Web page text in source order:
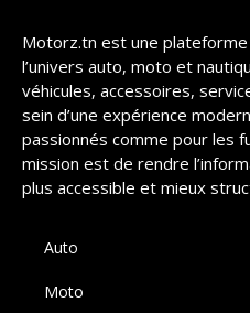
Motorz.tn est une
l’univers auto, moto et
véhicules, accessoires,
sein d’une expérience
passionnés comme pour les
mission est de rendre
plus accessible et mieux
Auto
Moto